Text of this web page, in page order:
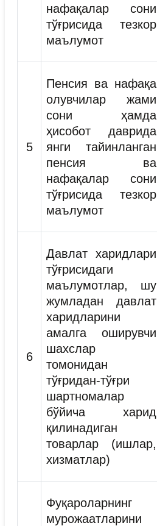
нафақалар сони
тўғрисида тезкор
маълумот
5
Пенсия ва нафақа
олувчилар жами
сони ҳамда
ҳисобот даврида
янги тайинланган
пенсия ва
нафақалар сони
тўғрисида тезкор
маълумот
6
Давлат харидлари
тўғрисидаги
маълумотлар, шу
жумладан давлат
харидларини
амалга оширувчи
шахслар
томонидан
тўғридан-тўғри
шартномалар
бўйича харид
қилинадиган
товарлар (ишлар,
хизматлар)
Фуқароларнинг
мурожаатларини